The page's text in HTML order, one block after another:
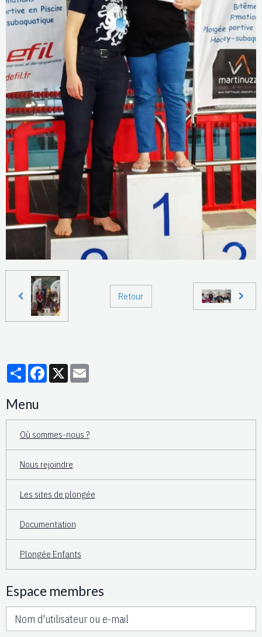
Retour
PartagerFacebook
X
Menu
Où sommes-nous ?
Nous rejoindre
Les sites de plongée
Documentation
Plongée Enfants
Espace membres